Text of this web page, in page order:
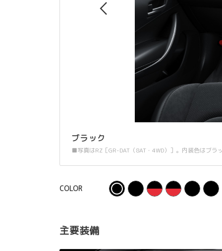
ブラック
■写真はRZ［GR-DAT（8AT・4WD）］。内装色はブラ
COLOR
主要装備